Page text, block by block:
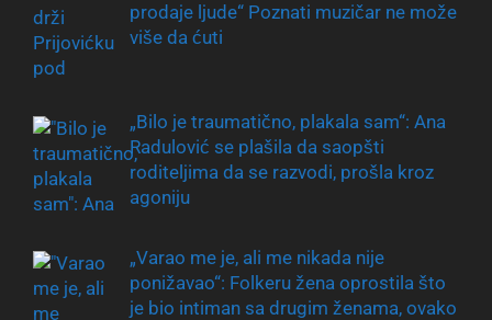
prodaje ljude“ Poznati muzičar ne može
više da ćuti
„Bilo je traumatično, plakala sam“: Ana
Radulović se plašila da saopšti
roditeljima da se razvodi, prošla kroz
agoniju
„Varao me je, ali me nikada nije
ponižavao“: Folkeru žena oprostila što
je bio intiman sa drugim ženama, ovako